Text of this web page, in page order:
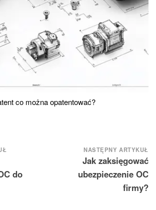
co można opatentować?
do
NASTĘPNY ARTYKUŁ
Jak zaksięgować
ubezpieczenie OC
firmy?